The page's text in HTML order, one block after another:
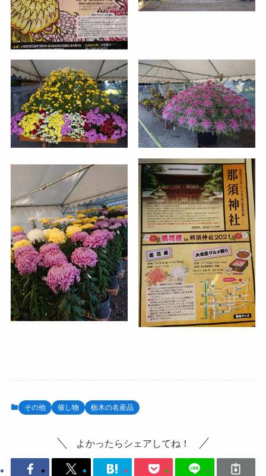
その他 催し物 栃木の名産品
よかったらシェアしてね！